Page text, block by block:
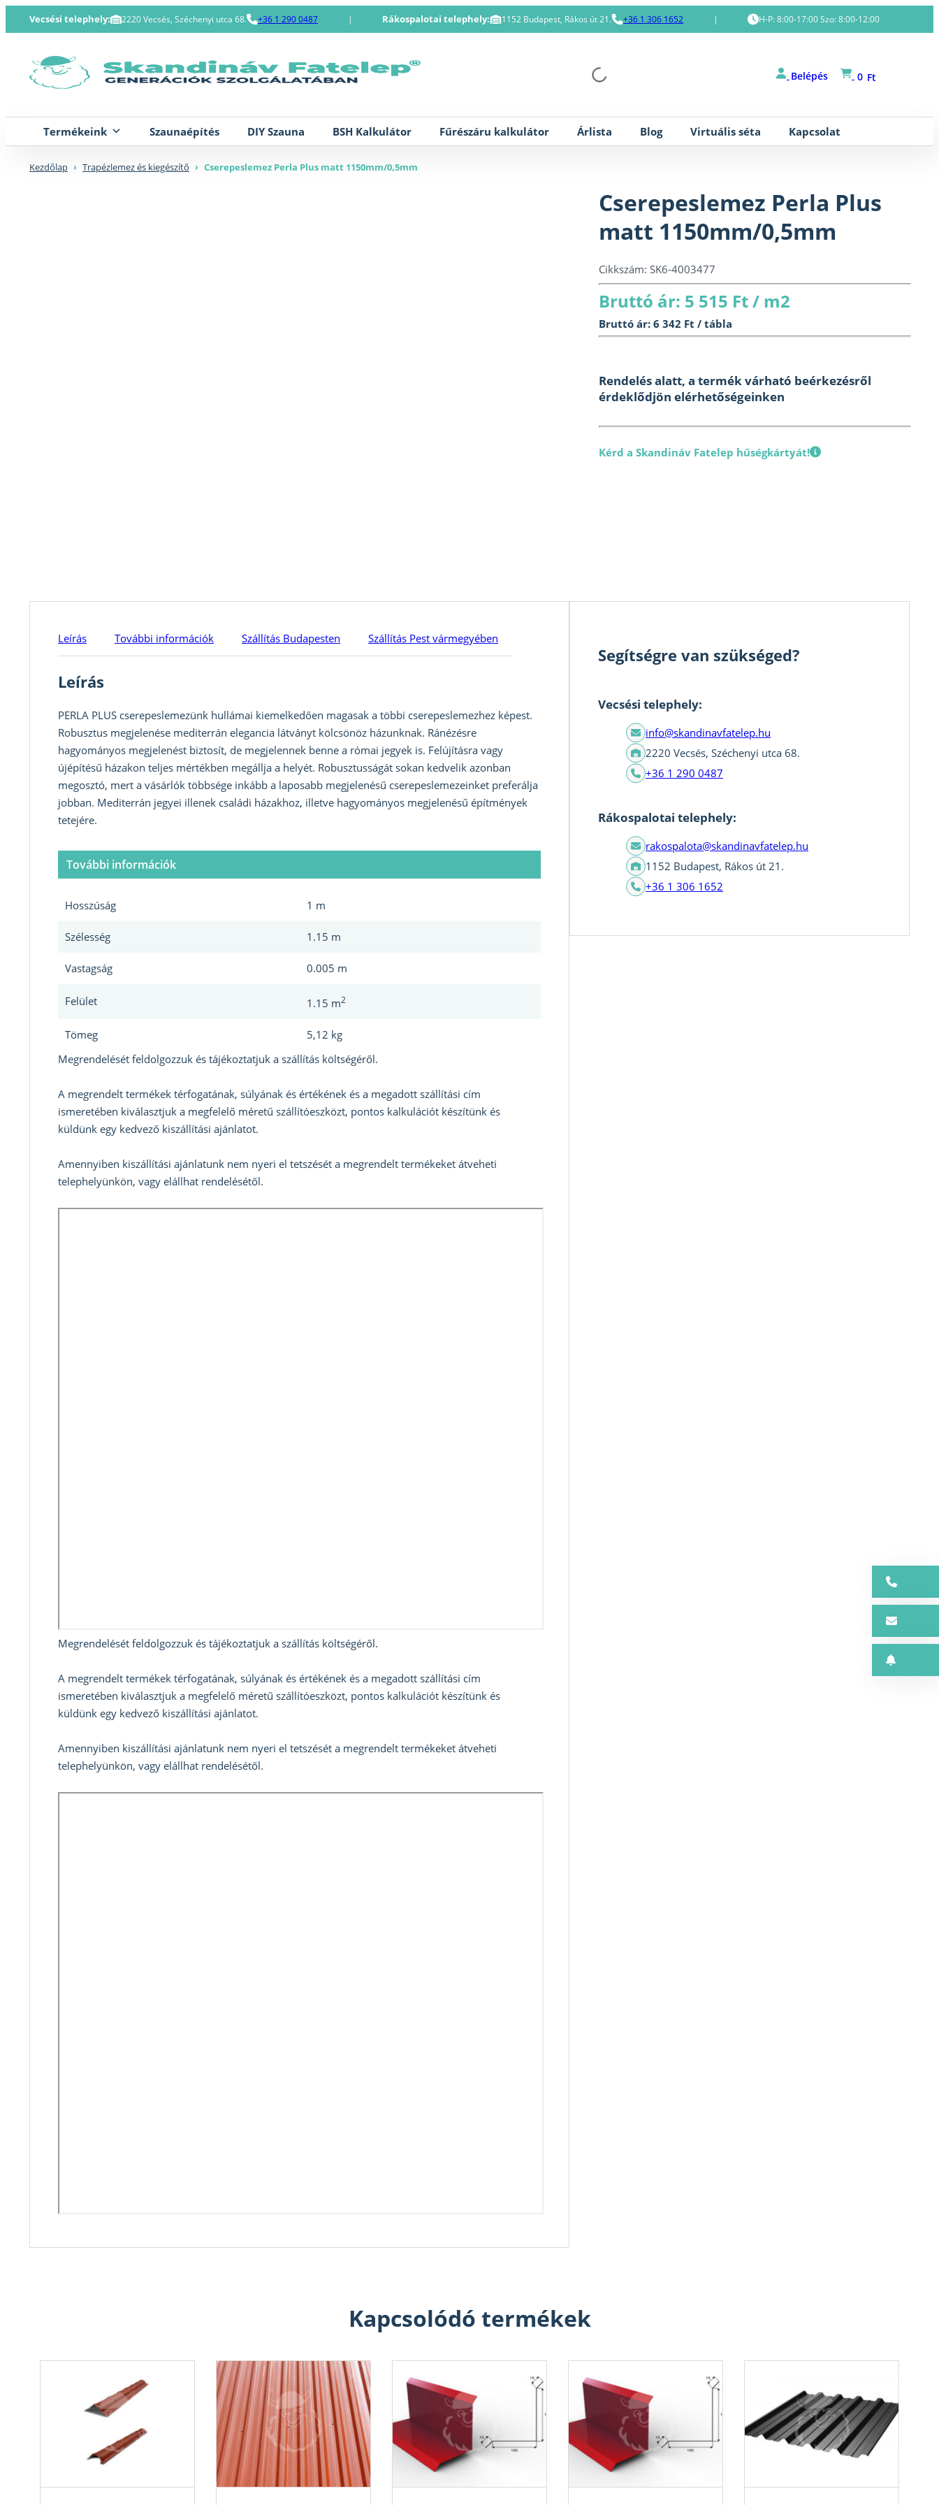
to
Vecsési telephely: 2220 Vecsés, Széchenyi utca 68. +36 1 290 0487 | Rákospalotai telephely: 1152 Budapest, Rákos út 21. +36 1 306 1652 | H-P: 8:00-17:00 Szo: 8:00-12:00
Belépés 0 Ft
Termékeink Szaunaépítés DIY Szauna BSH Kalkulátor Fűrészáru kalkulátor Árlista Blog Virtuális séta Kapcsolat
Kezdőlap › Trapézlemez és kiegészítő › Cserepeslemez Perla Plus matt 1150mm/0,5mm
Cserepeslemez Perla Plus
matt 1150mm/0,5mm
Cikkszám: SK6-4003477
Bruttó ár: 5 515 Ft / m2
Bruttó ár: 6 342 Ft / tábla
Rendelés alatt, a termék várható beérkezésről
érdeklődjön elérhetőségeinken
Kérd a Skandináv Fatelep hűségkártyát!
Leírás További információk Szállítás Budapesten Szállítás Pest vármegyében
Leírás
PERLA PLUS cserepeslemezünk hullámai kiemelkedően magasak a többi cserepeslemezhez képest.
Robusztus megjelenése mediterrán elegancia látványt kölcsönöz házunknak. Ránézésre
hagyományos megjelenést biztosít, de megjelennek benne a római jegyek is. Felújításra vagy
újépítésű házakon teljes mértékben megállja a helyét. Robusztusságát sokan kedvelik azonban
megosztó, mert a vásárlók többsége inkább a laposabb megjelenésű cserepeslemezeinket preferálja
jobban. Mediterrán jegyei illenek családi házakhoz, illetve hagyományos megjelenésű építmények
tetejére.
További információk
Hosszúság 1 m
Szélesség 1.15 m
Vastagság 0.005 m
Felület 1.15 m2
Tömeg
5,12 kg
Megrendelését feldolgozzuk és tájékoztatjuk a szállítás költségéről.
A megrendelt termékek térfogatának, súlyának és értékének és a megadott szállítási cím
ismeretében kiválasztjuk a megfelelő méretű szállítóeszközt, pontos kalkulációt készítünk és
küldünk egy kedvező kiszállítási ajánlatot.
Amennyiben kiszállítási ajánlatunk nem nyeri el tetszését a megrendelt termékeket átveheti
telephelyünkön, vagy elállhat rendelésétől.
Megrendelését feldolgozzuk és tájékoztatjuk a szállítás költségéről.
A megrendelt termékek térfogatának, súlyának és értékének és a megadott szállítási cím
ismeretében kiválasztjuk a megfelelő méretű szállítóeszközt, pontos kalkulációt készítünk és
küldünk egy kedvező kiszállítási ajánlatot.
Amennyiben kiszállítási ajánlatunk nem nyeri el tetszését a megrendelt termékeket átveheti
telephelyünkön, vagy elállhat rendelésétől.
Segítségre van szükséged?
Vecsési telephely:
info@skandinavfatelep.hu
2220 Vecsés, Széchenyi utca 68.
+36 1 290 0487
Rákospalotai telephely:
rakospalota@skandinavfatelep.hu
1152 Budapest, Rákos út 21.
+36 1 306 1652
Kapcsolódó termékek